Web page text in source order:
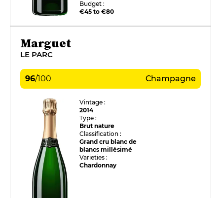
Budget :
€45 to €80
Marguet
LE PARC
96/100 Champagne
Vintage :
2014
Type :
Brut nature
Classification :
Grand cru blanc de
blancs millésimé
Varieties :
Chardonnay